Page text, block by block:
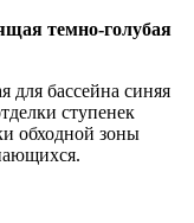
темно-голубая
для бассейна синяя
ступенек
обходной зоны